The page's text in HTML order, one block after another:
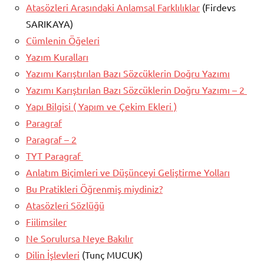
Atasözleri Arasındaki Anlamsal Farklılıklar (Firdevs
SARIKAYA)
Cümlenin Öğeleri
Yazım Kuralları
Yazımı Karıştırılan Bazı Sözcüklerin Doğru Yazımı
Yazımı Karıştırılan Bazı Sözcüklerin Doğru Yazımı – 2
Yapı Bilgisi ( Yapım ve Çekim Ekleri )
Paragraf
Paragraf – 2
TYT Paragraf
Anlatım Biçimleri ve Düşünceyi Geliştirme Yolları
Bu Pratikleri Öğrenmiş miydiniz?
Atasözleri Sözlüğü
Fiilimsiler
Ne Sorulursa Neye Bakılır
Dilin İşlevleri (Tunç MUCUK)